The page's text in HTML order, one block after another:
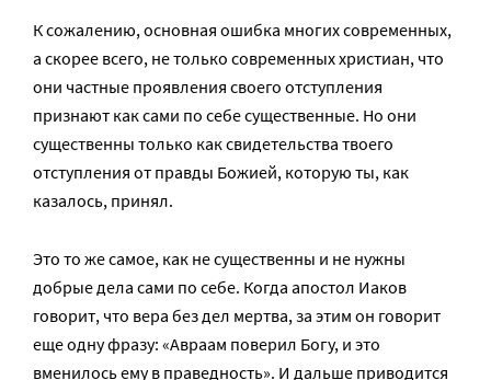
К сожалению, основная ошибка многих современных,
а скорее всего, не только современных христиан, что
они частные проявления своего отступления
признают как сами по себе существенные. Но они
существенны только как свидетельства твоего
отступления от правды Божией, которую ты, как
казалось, принял.
Это то же самое, как не существенны и не нужны
добрые дела сами по себе. Когда апостол Иаков
говорит, что вера без дел мертва, за этим он говорит
еще одну фразу: «Авраам поверил Богу, и это
вменилось ему в праведность». И дальше приводится